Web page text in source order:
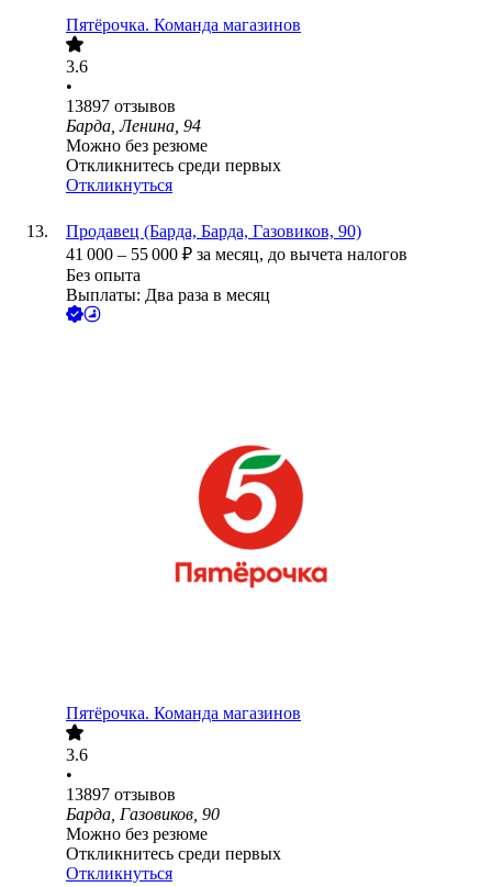
Пятёрочка. Команда магазинов
3.6
•
13897 отзывов
Барда, Ленина, 94
Можно без резюме
Откликнитесь среди первых
Откликнуться
Продавец (Барда, Барда, Газовиков, 90)
41 000 – 55 000 ₽ за месяц, до вычета налогов
Без опыта
Выплаты: Два раза в месяц
Пятёрочка. Команда магазинов
3.6
•
13897 отзывов
Барда, Газовиков, 90
Можно без резюме
Откликнитесь среди первых
Откликнуться